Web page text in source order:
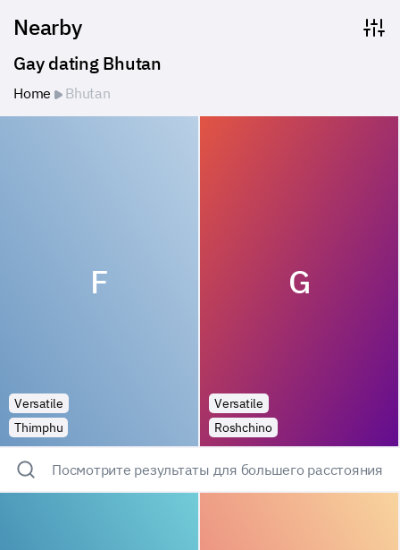
Nearby
Gay dating Bhutan
Home Bhutan
F
Versatile
Thimphu
G
Versatile
Roshchino
Посмотрите результаты для большего расстояния